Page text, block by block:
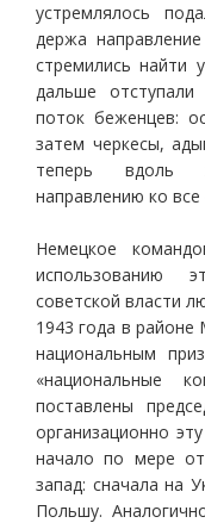
устремлялось
держа
стремились найти
дальше
поток беженцев:
затем черкесы,
теперь вдоль
направлению ко
Немецкое
использованию
советской власти
1943 года в
национальным
«национальные
поставлены
организационно
начало по мере
запад: сначала на
Польшу.